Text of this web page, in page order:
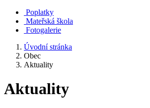
Poplatky
Mateřská škola
Fotogalerie
Úvodní stránka
Obec
Aktuality
Aktuality